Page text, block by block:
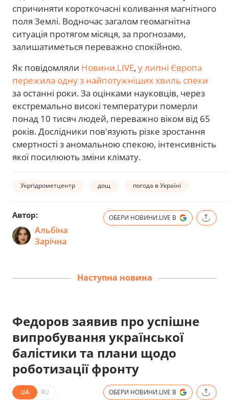
спричиняти короткочасні коливання магнітного
поля Землі. Водночас загалом геомагнітна
ситуація протягом місяця, за прогнозами,
залишатиметься переважно спокійною.
Як повідомляли Новини.LIVE, у липні Європа
пережила одну з найпотужніших хвиль спеки
за останні роки. За оцінками науковців, через
екстремально високі температури померли
понад 10 тисяч людей, переважно віком від 65
років. Дослідники пов'язують різке зростання
смертності з аномальною спекою, інтенсивність
якої посилюють зміни клімату.
Укргідрометцентр дощ погода в Україні
Автор:
Альбіна
Зарічна
ОБЕРИ НОВИНИ.LIVE В
Наступна новина
Федоров заявив про успішне
випробування української
балістики та плани щодо
роботизації фронту
UA RU ОБЕРИ НОВИНИ.LIVE В